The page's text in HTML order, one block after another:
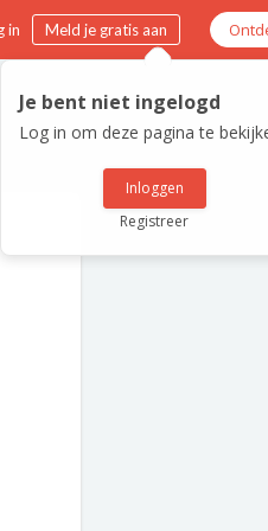
in Meld je gratis aan
Je bent niet ingelogd
Log in om deze pagina te
Inloggen
Registreer